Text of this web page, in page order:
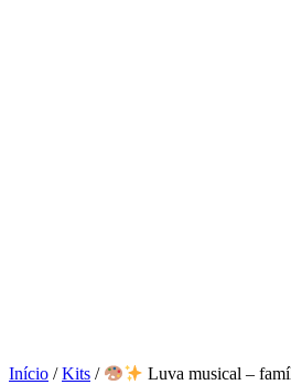
Início /Kits / Luva musical –